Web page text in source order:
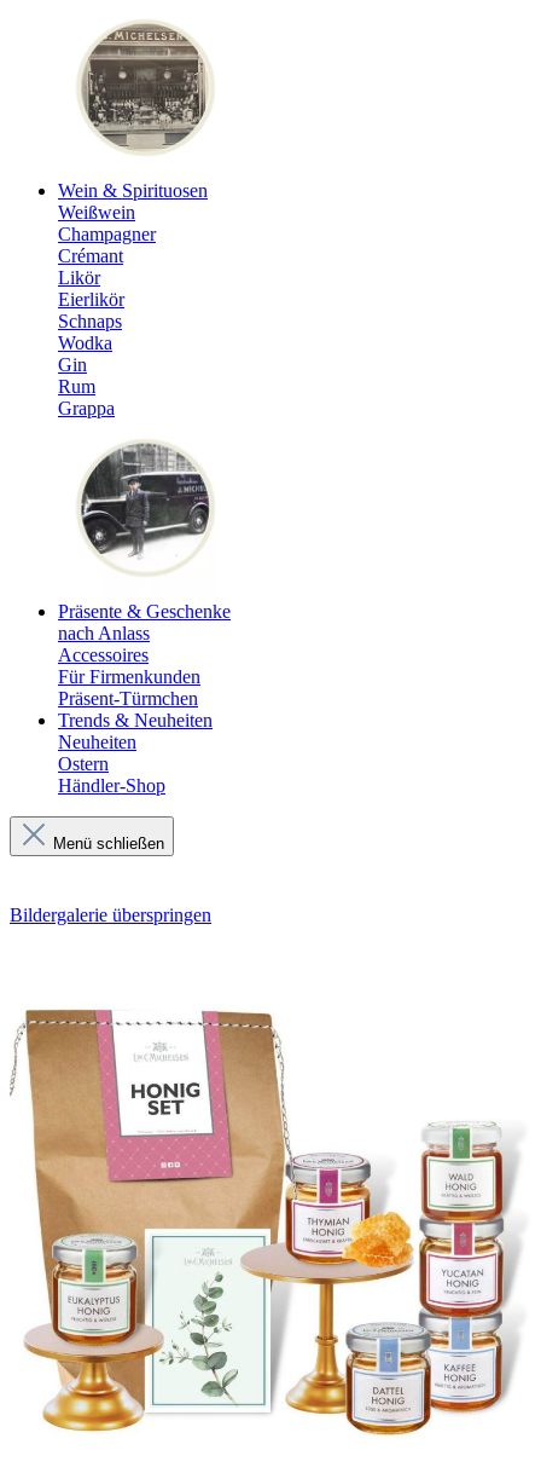
Wein & Spirituosen
Weißwein
Champagner
Crémant
Likör
Eierlikör
Schnaps
Wodka
Gin
Rum
Grappa
Präsente & Geschenke
nach Anlass
Accessoires
Für Firmenkunden
Präsent-Türmchen
Trends & Neuheiten
Neuheiten
Ostern
Händler-Shop
Menü schließen
Bildergalerie überspringen